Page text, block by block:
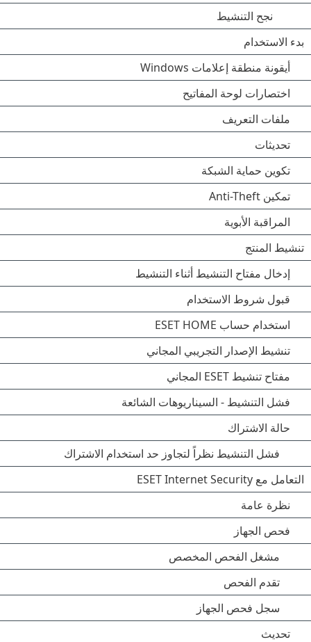
نجح التنشيط
بدء الاستخدام
أيقونة منطقة إعلامات Windows
اختصارات لوحة المفاتيح
ملفات التعريف
تحديثات
تكوين حماية الشبكة
تمكين Anti-Theft
المراقبة الأبوية
تنشيط المنتج
إدخال مفتاح التنشيط أثناء التنشيط
قبول شروط الاستخدام
استخدام حساب ESET HOME
تنشيط الإصدار التجريبي المجاني
مفتاح تنشيط ESET المجاني
فشل التنشيط - السيناريوهات الشائعة
حالة الاشتراك
فشل التنشيط نظراً لتجاوز حد استخدام الاشتراك
التعامل مع ESET Internet Security
نظرة عامة
فحص الجهاز
مشغل الفحص المخصص
تقدم الفحص
سجل فحص الجهاز
تحديث